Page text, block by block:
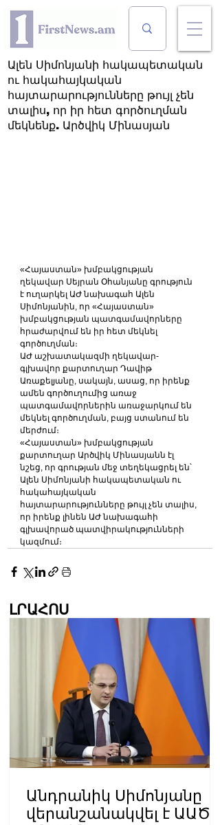
Ալեն Սիմոնյանի հակապետական
ու հակահայկական
հայտարարությունները թույլ չեն
տալիս, որ իր հետ գործուղման
մեկնենք. Արծվիկ Մինասյան
«Հայաստան» խմբակցության
ղեկավար Սեյրան Օհանյանը գրություն
է ուղարկել ԱԺ նախագահ Ալեն
Սիմոնյանին, որ «Հայաստան»
խմբակցության պատգամավորները
հրաժարվում են իր հետ մեկնել
գործուղման։
ԱԺ աշխատակազմի ղեկավար-
գլխավոր քարտուղար Դավիթ
Առաքելյանը, սակայն, ասաց, որ իրենք
ամեն գործուղումից առաջ
պատգամավորներին առաջարկում են
մեկնել գործուղման, բայց ստանում են
մերժում։
«Հայաստան» խմբակցության
քարտուղար Արծվիկ Մինասյանն էլ
նշեց, որ գրության մեջ տեղեկացրել են՝
Ալեն Սիմոնյանի հակապետական ու
հակահայկական
հայտարարությունները թույլ չեն տալիս,
որ իրենք լինեն ԱԺ նախագահի
գլխավորած պատվիրակությունների
կազմում։
ԼՐԱՀՈՍ
Անդրանիկ Սիմոնյանը
վերանշանակվել է ԱԱԾ